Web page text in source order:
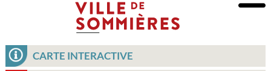
CARTE INTERACTIVE